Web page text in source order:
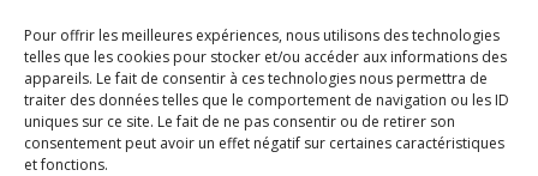
Pour offrir les meilleures expériences, nous utilisons des technologies
telles que les cookies pour stocker et/ou accéder aux informations des
appareils. Le fait de consentir à ces technologies nous permettra de
traiter des données telles que le comportement de navigation ou les ID
uniques sur ce site. Le fait de ne pas consentir ou de retirer son
consentement peut avoir un effet négatif sur certaines caractéristiques
et fonctions.
Mentions légales
Anciens sites